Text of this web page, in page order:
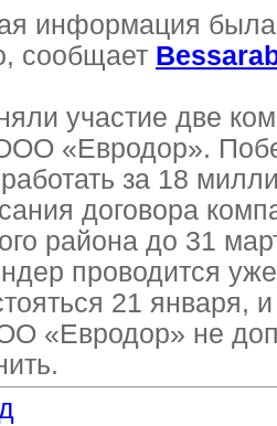
информация
сообщает
участие две
«Евродор».
за 18
договора
района до 31
проводится
21 января,
«Евродор» не